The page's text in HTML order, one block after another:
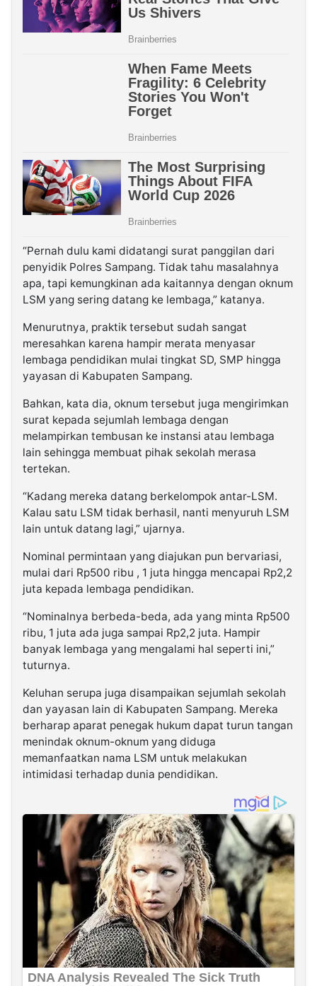
“Pernah dulu kami didatangi surat panggilan dari
penyidik Polres Sampang. Tidak tahu masalahnya
apa, tapi kemungkinan ada kaitannya dengan oknum
LSM yang sering datang ke lembaga,” katanya.
Menurutnya, praktik tersebut sudah sangat
meresahkan karena hampir merata menyasar
lembaga pendidikan mulai tingkat SD, SMP hingga
yayasan di Kabupaten Sampang.
Bahkan, kata dia, oknum tersebut juga mengirimkan
surat kepada sejumlah lembaga dengan
melampirkan tembusan ke instansi atau lembaga
lain sehingga membuat pihak sekolah merasa
tertekan.
“Kadang mereka datang berkelompok antar-LSM.
Kalau satu LSM tidak berhasil, nanti menyuruh LSM
lain untuk datang lagi,” ujarnya.
Nominal permintaan yang diajukan pun bervariasi,
mulai dari Rp500 ribu , 1 juta hingga mencapai Rp2,2
juta kepada lembaga pendidikan.
“Nominalnya berbeda-beda, ada yang minta Rp500
ribu, 1 juta ada juga sampai Rp2,2 juta. Hampir
banyak lembaga yang mengalami hal seperti ini,”
tuturnya.
Keluhan serupa juga disampaikan sejumlah sekolah
dan yayasan lain di Kabupaten Sampang. Mereka
berharap aparat penegak hukum dapat turun tangan
menindak oknum-oknum yang diduga
memanfaatkan nama LSM untuk melakukan
intimidasi terhadap dunia pendidikan.